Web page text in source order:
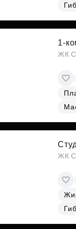
1-
ЖК
ЖК